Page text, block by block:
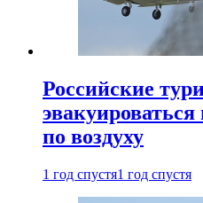
Российские
по воздуху
1 год спустя1 год спустя